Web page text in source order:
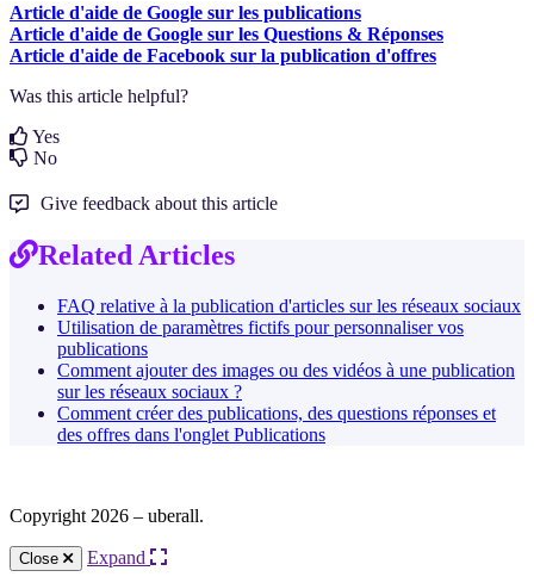
Article d'aide de Google sur les publications
Article d'aide de Google sur les Questions & Réponses
Article d'aide de Facebook sur la publication d'offres
Was this article helpful?
Yes
No
Give feedback about this article
Related Articles
FAQ relative à la publication d'articles sur les réseaux sociaux
Utilisation de paramètres fictifs pour personnaliser vos
publications
Comment ajouter des images ou des vidéos à une publication
sur les réseaux sociaux ?
Comment créer des publications, des questions réponses et
des offres dans l'onglet Publications
Copyright 2026 – uberall.
Close Expand